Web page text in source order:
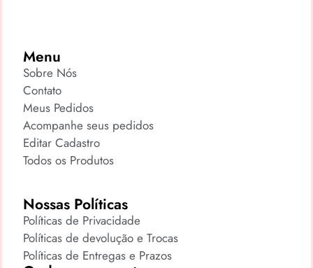
Menu
Sobre Nós
Contato
Meus Pedidos
Acompanhe seus pedidos
Editar Cadastro
Todos os Produtos
Nossas Políticas
Políticas de Privacidade
Políticas de devolução e Trocas
Políticas de Entregas e Prazos